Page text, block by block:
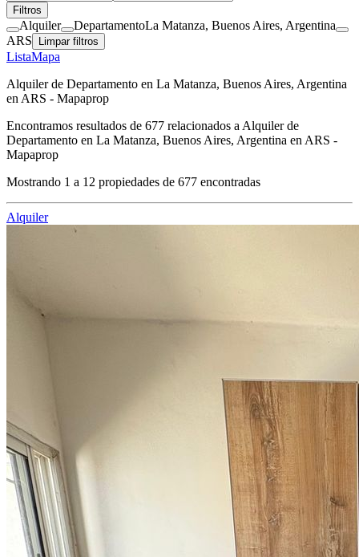
Filtros
Alquiler DepartamentoLa Matanza, Buenos Aires, Argentina
ARS
Limpar filtros
ListaMapa
Alquiler de Departamento en La Matanza, Buenos Aires, Argentina
en ARS - Mapaprop
Encontramos resultados de 677 relacionados a Alquiler de
Departamento en La Matanza, Buenos Aires, Argentina en ARS -
Mapaprop
Mostrando 1 a 12 propiedades de 677 encontradas
Alquiler